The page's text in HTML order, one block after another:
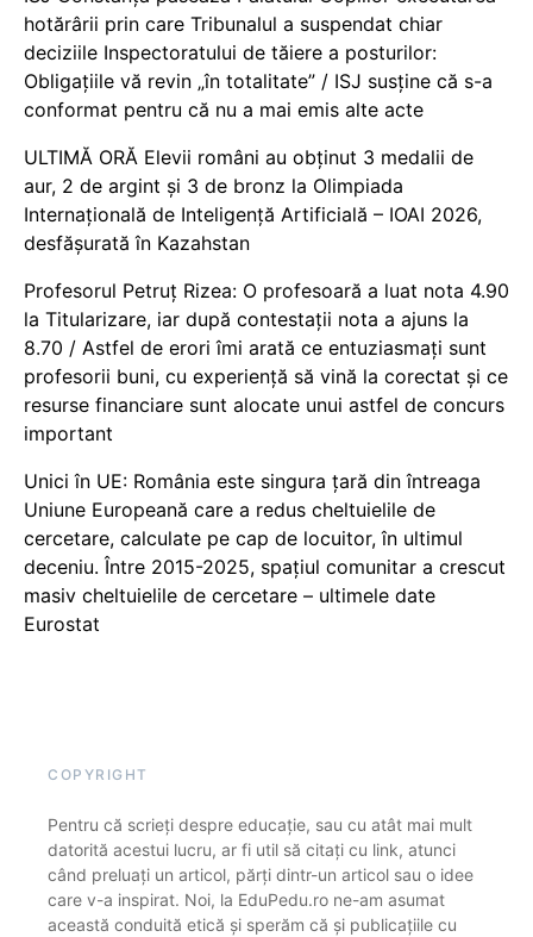
hotărârii prin care Tribunalul a suspendat chiar
deciziile Inspectoratului de tăiere a posturilor:
Obligațiile vă revin „în totalitate” / ISJ susține că s-a
conformat pentru că nu a mai emis alte acte
ULTIMĂ ORĂ Elevii români au obținut 3 medalii de
aur, 2 de argint și 3 de bronz la Olimpiada
Internațională de Inteligență Artificială – IOAI 2026,
desfășurată în Kazahstan
Profesorul Petruț Rizea: O profesoară a luat nota 4.90
la Titularizare, iar după contestații nota a ajuns la
8.70 / Astfel de erori îmi arată ce entuziasmați sunt
profesorii buni, cu experiență să vină la corectat și ce
resurse financiare sunt alocate unui astfel de concurs
important
Unici în UE: România este singura țară din întreaga
Uniune Europeană care a redus cheltuielile de
cercetare, calculate pe cap de locuitor, în ultimul
deceniu. Între 2015-2025, spațiul comunitar a crescut
masiv cheltuielile de cercetare – ultimele date
Eurostat
COPYRIGHT
Pentru că scrieți despre educație, sau cu atât mai mult
datorită acestui lucru, ar fi util să citați cu link, atunci
când preluați un articol, părți dintr-un articol sau o idee
care v-a inspirat. Noi, la EduPedu.ro ne-am asumat
această conduită etică și sperăm că și publicațiile cu